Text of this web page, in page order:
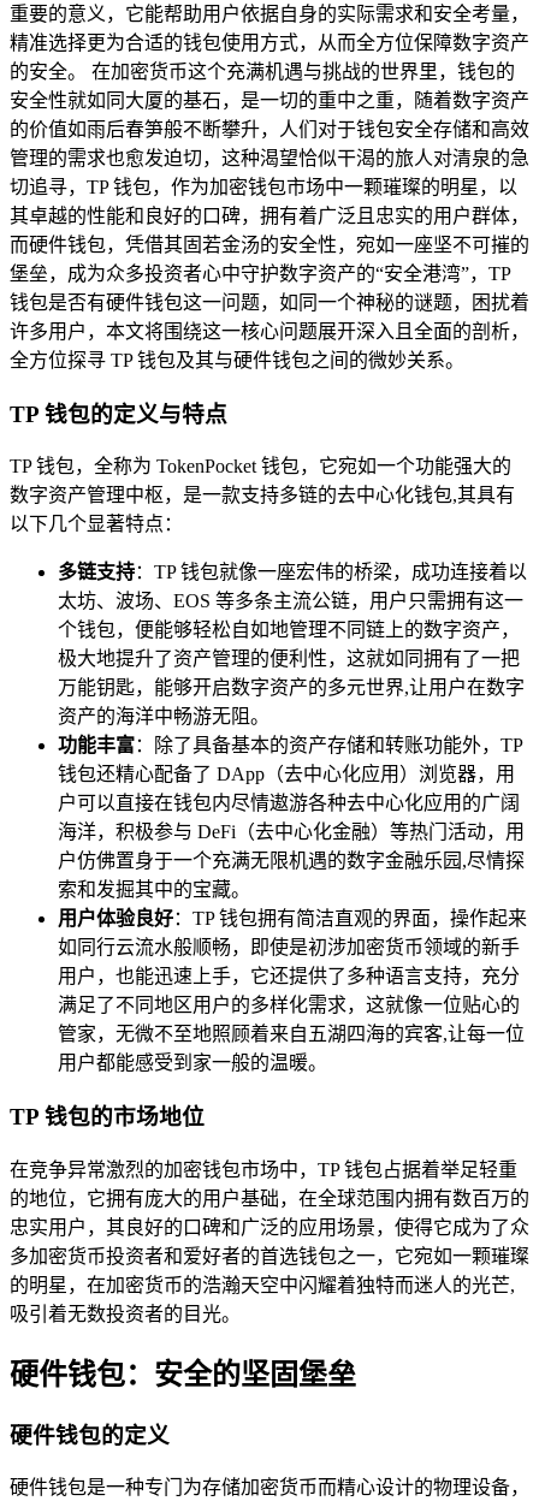
重要的意义，它能帮助用户依据自身的实际需求和安全考量，
精准选择更为合适的钱包使用方式，从而全方位保障数字资产
的安全。 在加密货币这个充满机遇与挑战的世界里，钱包的
安全性就如同大厦的基石，是一切的重中之重，随着数字资产
的价值如雨后春笋般不断攀升，人们对于钱包安全存储和高效
管理的需求也愈发迫切，这种渴望恰似干渴的旅人对清泉的急
切追寻，TP 钱包，作为加密钱包市场中一颗璀璨的明星，以
其卓越的性能和良好的口碑，拥有着广泛且忠实的用户群体，
而硬件钱包，凭借其固若金汤的安全性，宛如一座坚不可摧的
堡垒，成为众多投资者心中守护数字资产的“安全港湾”，TP
钱包是否有硬件钱包这一问题，如同一个神秘的谜题，困扰着
许多用户，本文将围绕这一核心问题展开深入且全面的剖析，
全方位探寻 TP 钱包及其与硬件钱包之间的微妙关系。
TP 钱包的定义与特点
TP 钱包，全称为 TokenPocket 钱包，它宛如一个功能强大的
数字资产管理中枢，是一款支持多链的去中心化钱包,其具有
以下几个显著特点：
多链支持：TP 钱包就像一座宏伟的桥梁，成功连接着以
太坊、波场、EOS 等多条主流公链，用户只需拥有这一
个钱包，便能够轻松自如地管理不同链上的数字资产，
极大地提升了资产管理的便利性，这就如同拥有了一把
万能钥匙，能够开启数字资产的多元世界,让用户在数字
资产的海洋中畅游无阻。
功能丰富：除了具备基本的资产存储和转账功能外，TP
钱包还精心配备了 DApp（去中心化应用）浏览器，用
户可以直接在钱包内尽情遨游各种去中心化应用的广阔
海洋，积极参与 DeFi（去中心化金融）等热门活动，用
户仿佛置身于一个充满无限机遇的数字金融乐园,尽情探
索和发掘其中的宝藏。
用户体验良好：TP 钱包拥有简洁直观的界面，操作起来
如同行云流水般顺畅，即使是初涉加密货币领域的新手
用户，也能迅速上手，它还提供了多种语言支持，充分
满足了不同地区用户的多样化需求，这就像一位贴心的
管家，无微不至地照顾着来自五湖四海的宾客,让每一位
用户都能感受到家一般的温暖。
TP 钱包的市场地位
在竞争异常激烈的加密钱包市场中，TP 钱包占据着举足轻重
的地位，它拥有庞大的用户基础，在全球范围内拥有数百万的
忠实用户，其良好的口碑和广泛的应用场景，使得它成为了众
多加密货币投资者和爱好者的首选钱包之一，它宛如一颗璀璨
的明星，在加密货币的浩瀚天空中闪耀着独特而迷人的光芒,
吸引着无数投资者的目光。
硬件钱包：安全的坚固堡垒
硬件钱包的定义
硬件钱包是一种专门为存储加密货币而精心设计的物理设备，